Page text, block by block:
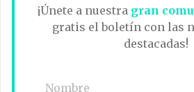
¡Únete a nuestra gran
gratis el boletín con las
destacadas!